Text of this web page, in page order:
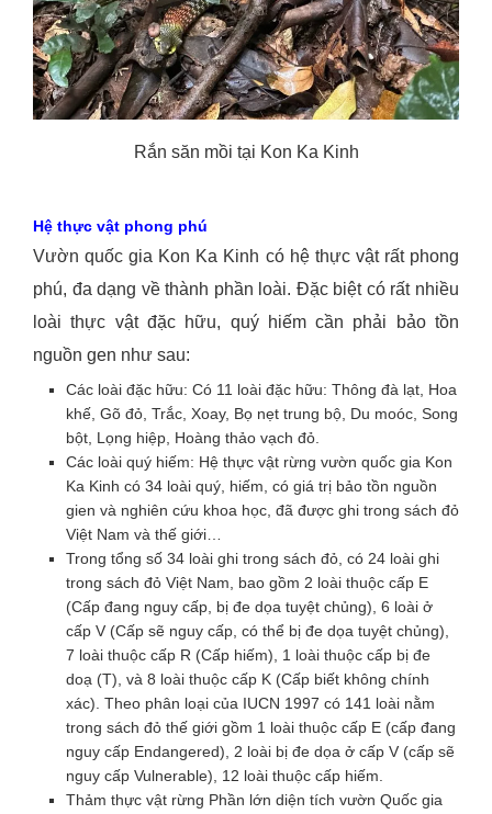
Rắn săn mồi tại Kon Ka Kinh
Hệ thực vật phong phú
Vườn quốc gia Kon Ka Kinh có hệ thực vật rất phong
phú, đa dạng về thành phần loài. Đặc biệt có rất nhiều
loài thực vật đặc hữu, quý hiếm cần phải bảo tồn
nguồn gen như sau:
Các loài đặc hữu: Có 11 loài đặc hữu: Thông đà lạt, Hoa
khế, Gõ đỏ, Trắc, Xoay, Bọ nẹt trung bộ, Du moóc, Song
bột, Lọng hiệp, Hoàng thảo vạch đỏ.
Các loài quý hiếm: Hệ thực vật rừng vườn quốc gia Kon
Ka Kinh có 34 loài quý, hiếm, có giá trị bảo tồn nguồn
gien và nghiên cứu khoa học, đã được ghi trong sách đỏ
Việt Nam và thế giới…
Trong tổng số 34 loài ghi trong sách đỏ, có 24 loài ghi
trong sách đỏ Việt Nam, bao gồm 2 loài thuộc cấp E
(Cấp đang nguy cấp, bị đe dọa tuyệt chủng), 6 loài ở
cấp V (Cấp sẽ nguy cấp, có thể bị đe dọa tuyệt chủng),
7 loài thuộc cấp R (Cấp hiếm), 1 loài thuộc cấp bị đe
doạ (T), và 8 loài thuộc cấp K (Cấp biết không chính
xác). Theo phân loại của IUCN 1997 có 141 loài nằm
trong sách đỏ thế giới gồm 1 loài thuộc cấp E (cấp đang
nguy cấp Endangered), 2 loài bị đe dọa ở cấp V (cấp sẽ
nguy cấp Vulnerable), 12 loài thuộc cấp hiếm.
Thảm thực vật rừng Phần lớn diện tích vườn Quốc gia